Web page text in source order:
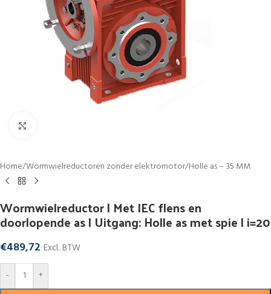
Home/Wormwielreductoren zonder elektromotor/Holle as – 35 MM
Wormwielreductor | Met IEC flens en
doorlopende as | Uitgang: Holle as met spie | i=20
€489,72 Excl. BTW
-
+